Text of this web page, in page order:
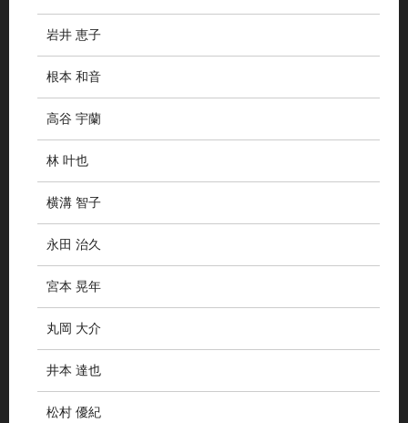
岩井 恵子
根本 和音
高谷 宇蘭
林 叶也
横溝 智子
永田 治久
宮本 晃年
丸岡 大介
井本 達也
松村 優紀